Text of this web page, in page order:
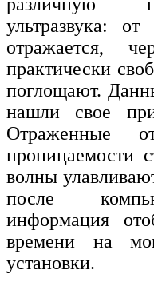
различную
ультразвука:
отражается,
практически
поглощают.
нашли свое
Отраженные
проницаемости
волны
после
информация
времени на
установки.